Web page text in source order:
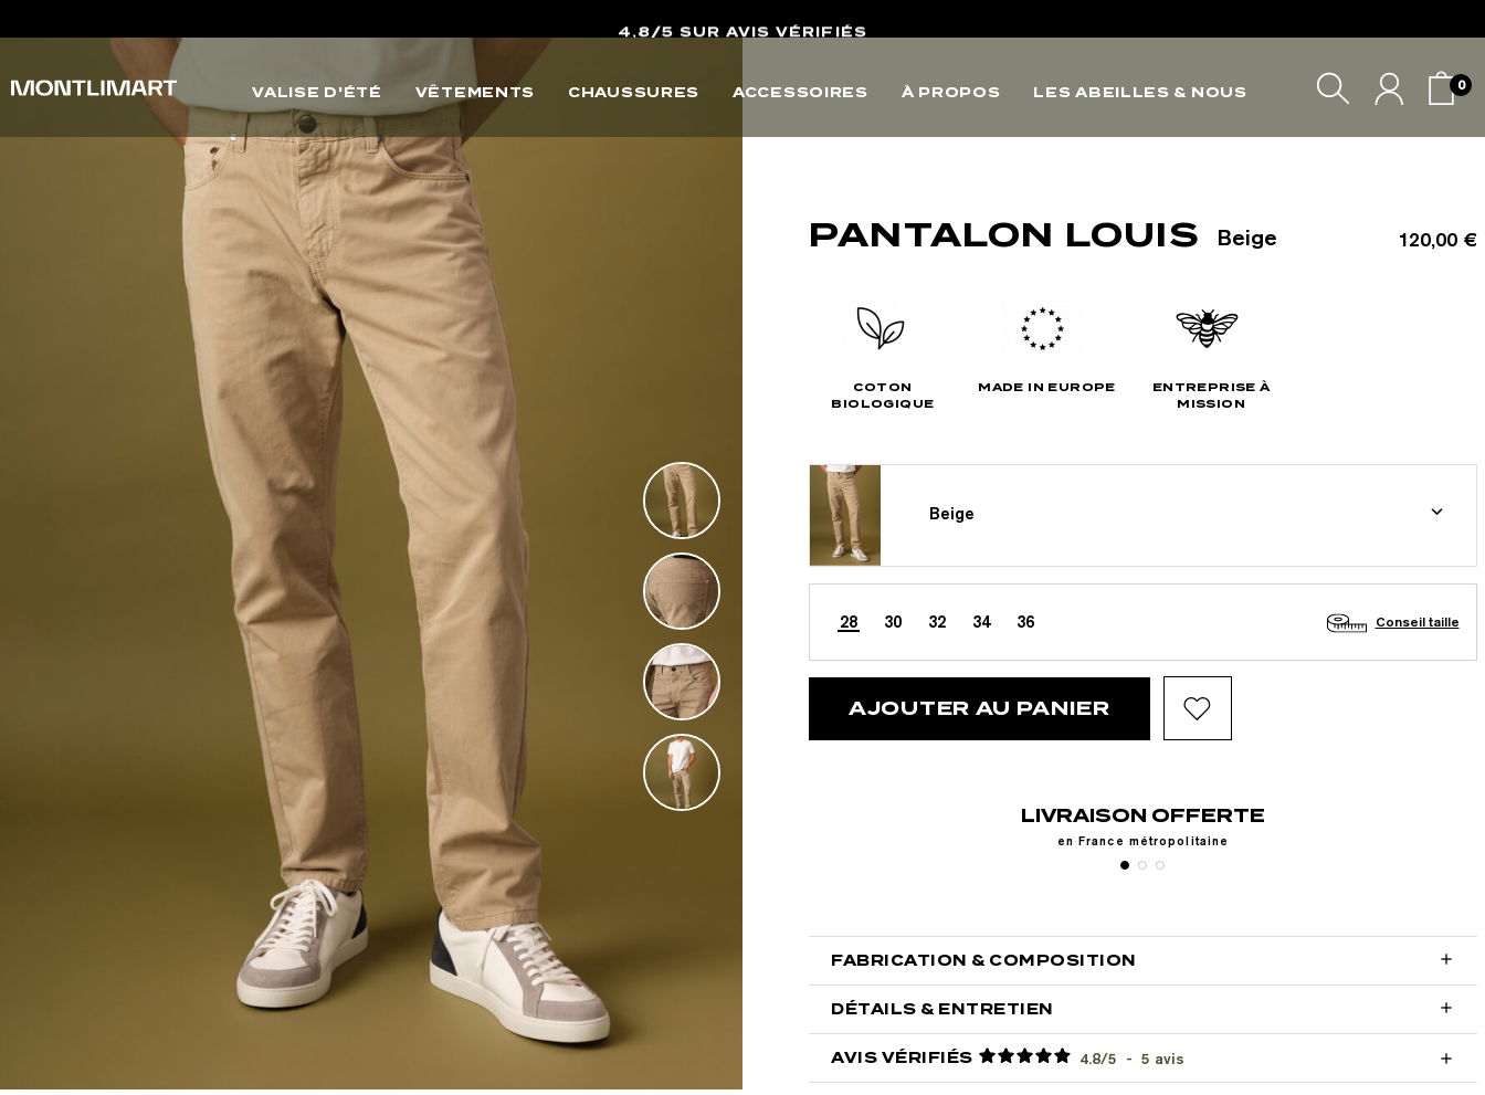
LIVRAISON POINTS RELAIS & RETOURS OFFERTS*
VALISE D'ÉTÉ VÊTEMENTS CHAUSSURES ACCESSOIRES À PROPOS LES ABEILLES & NOUS 0
PANTALON LOUIS Beige 120,00 €
COTON
BIOLOGIQUE
MADE IN EUROPE
ENTREPRISE À
MISSION
Beige
28 30 32 34 36 Conseil taille
AJOUTER AU PANIER
LIVRAISON OFFERTE
en France métropolitaine
RETOURS GRATUITS
Sous 30 jours
FABRICATION & COMPOSITION 
DÉTAILS & ENTRETIEN 
AVIS VÉRIFIÉS 4.8/5 - 5 avis 